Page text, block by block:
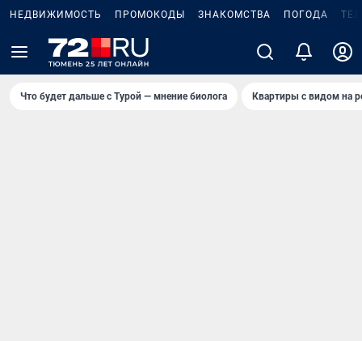
НЕДВИЖИМОСТЬ ПРОМОКОДЫ ЗНАКОМСТВА ПОГОДА
Что будет дальше с Турой — мнение биолога Квартиры с видом на